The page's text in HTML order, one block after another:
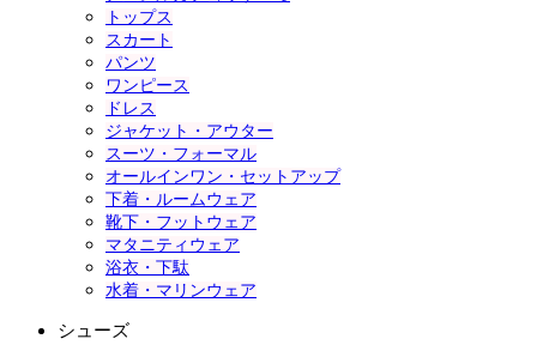
トップス
スカート
パンツ
ワンピース
ドレス
ジャケット・アウター
スーツ・フォーマル
オールインワン・セットアップ
下着・ルームウェア
靴下・フットウェア
マタニティウェア
浴衣・下駄
水着・マリンウェア
シューズ